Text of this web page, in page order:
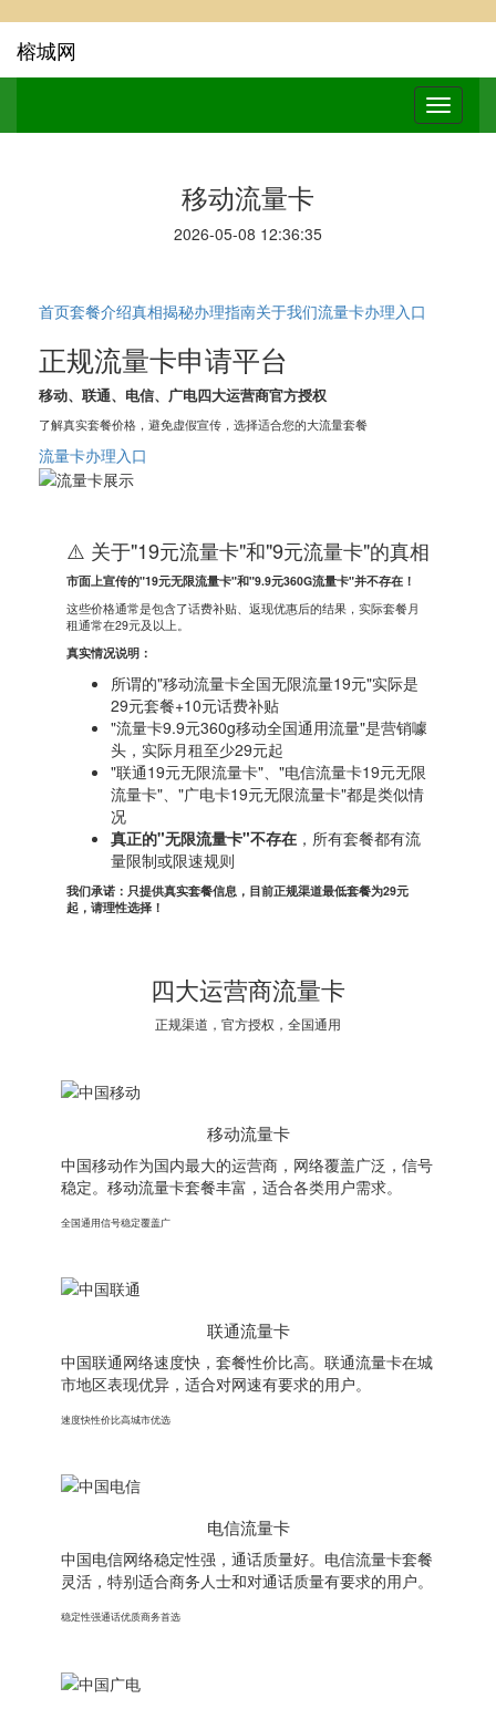
榕城网
移动流量卡
2026-05-08 12:36:35
首页套餐介绍真相揭秘办理指南关于我们流量卡办理入口
正规流量卡申请平台
移动、联通、电信、广电四大运营商官方授权
了解真实套餐价格，避免虚假宣传，选择适合您的大流量套餐
流量卡办理入口
⚠️ 关于"19元流量卡"和"9元流量卡"的真相
市面上宣传的"19元无限流量卡"和"9.9元360G流量卡"并不存在！
这些价格通常是包含了话费补贴、返现优惠后的结果，实际套餐月
租通常在29元及以上。
真实情况说明：
所谓的"移动流量卡全国无限流量19元"实际是
29元套餐+10元话费补贴
"流量卡9.9元360g移动全国通用流量"是营销噱
头，实际月租至少29元起
"联通19元无限流量卡"、"电信流量卡19元无限
流量卡"、"广电卡19元无限流量卡"都是类似情
况
真正的"无限流量卡"不存在 ，所有套餐都有流
量限制或限速规则
我们承诺：只提供真实套餐信息，目前正规渠道最低套餐为29元
起，请理性选择！
四大运营商流量卡
正规渠道，官方授权，全国通用
移动流量卡
中国移动作为国内最大的运营商，网络覆盖广泛，信号
稳定。移动流量卡套餐丰富，适合各类用户需求。
全国通用信号稳定覆盖广
联通流量卡
中国联通网络速度快，套餐性价比高。联通流量卡在城
市地区表现优异，适合对网速有要求的用户。
速度快性价比高城市优选
电信流量卡
中国电信网络稳定性强，通话质量好。电信流量卡套餐
灵活，特别适合商务人士和对通话质量有要求的用户。
稳定性强通话优质商务首选